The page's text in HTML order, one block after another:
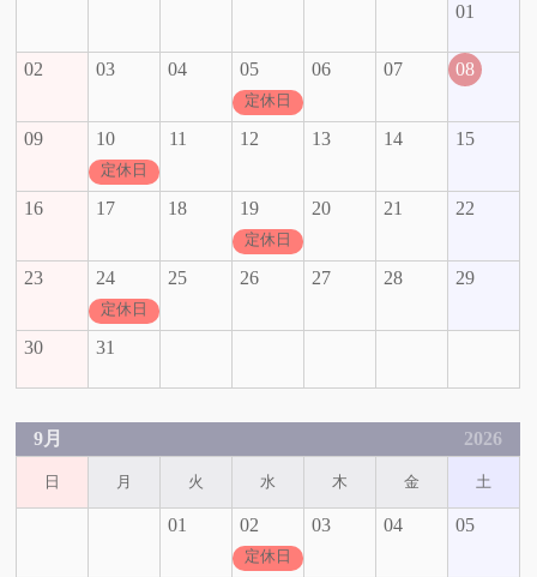
01
02 03 04 05
定休日
06 07 08
09 10
定休日
11 12 13 14 15
16 17 18 19
定休日
20 21 22
23 24
定休日
25 26 27 28 29
30 31
9月 2026
日 月 火 水 木 金 土
01 02
定休日
03 04 05